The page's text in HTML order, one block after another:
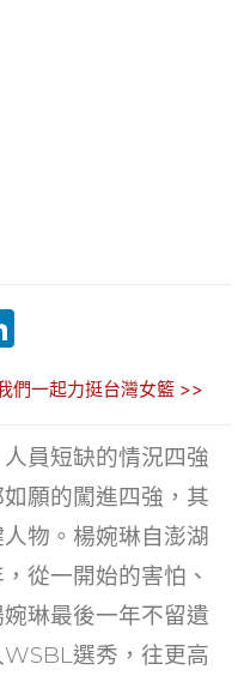
k
e
dI
n
們一起力挺台灣女籃 >>
員短缺的情況四強
願的闖進四強，其
物。楊婉琳自澎湖
從一開始的害怕、
琳最後一年不留遺
選秀，往更高